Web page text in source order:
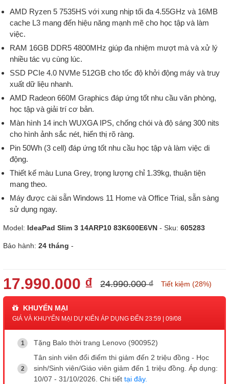
AMD Ryzen 5 7535HS với xung nhịp tối đa 4.55GHz và 16MB
cache L3 mang đến hiệu năng mạnh mẽ cho học tập và làm
việc.
RAM 16GB DDR5 4800MHz giúp đa nhiệm mượt mà và xử lý
nhiều tác vụ cùng lúc.
SSD PCIe 4.0 NVMe 512GB cho tốc độ khởi động máy và truy
xuất dữ liệu nhanh.
AMD Radeon 660M Graphics đáp ứng tốt nhu cầu văn phòng,
học tập và giải trí cơ bản.
Màn hình 14 inch WUXGA IPS, chống chói và độ sáng 300 nits
cho hình ảnh sắc nét, hiển thị rõ ràng.
Pin 50Wh (3 cell) đáp ứng tốt nhu cầu học tập và làm việc di
động.
Thiết kế màu Luna Grey, trọng lượng chỉ 1.39kg, thuận tiện
mang theo.
Máy được cài sẵn Windows 11 Home và Office Trial, sẵn sàng
sử dụng ngay.
Model: IdeaPad Slim 3 14ARP10 83K600E6VN - Sku: 605283
Bảo hành: 24 tháng -
17.990.000 ₫ 24.990.000 ₫ Tiết kiệm (28%)
KHUYẾN MẠI
GIÁ VÀ KHUYẾN MẠI DỰ KIẾN ÁP DỤNG ĐẾN 23:59 | 09/08
Tặng Balo thời trang Lenovo (900952)
Tân sinh viên đổi điểm thi giảm đến 2 triệu đồng - Học
sinh/Sinh viên/Giáo viên giảm đến 1 triệu đồng. Áp dụng:
10/07 - 31/10/2026. Chi tiết tại đây.